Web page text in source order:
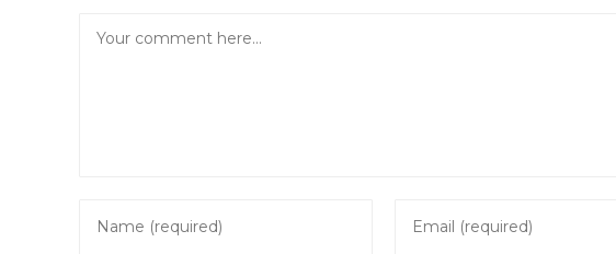
your
your